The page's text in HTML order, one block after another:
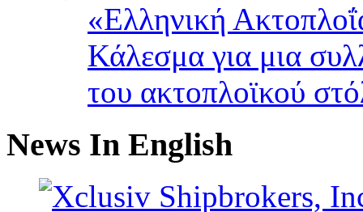
«Ελληνική
Κάλεσμα για μια
του ακτοπλοϊκού
News In English